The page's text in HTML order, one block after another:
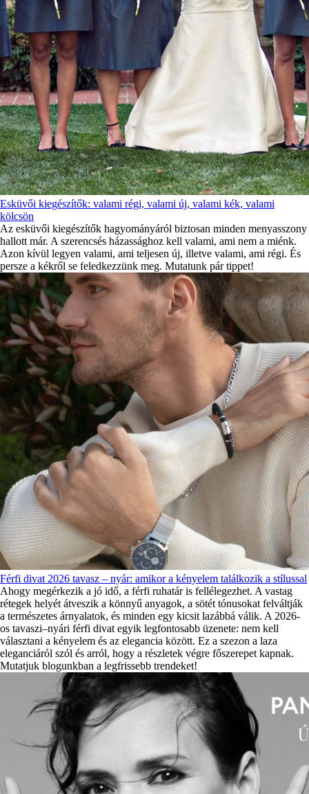
Esküvői kiegészítők: valami régi, valami új, valami kék, valami
kölcsön
Az esküvői kiegészítők hagyományáról biztosan minden menyasszony
hallott már. A szerencsés házassághoz kell valami, ami nem a miénk.
Azon kívül legyen valami, ami teljesen új, illetve valami, ami régi. És
persze a kékről se feledkezzünk meg. Mutatunk pár tippet!
Férfi divat 2026 tavasz – nyár: amikor a kényelem találkozik a stílussal
Ahogy megérkezik a jó idő, a férfi ruhatár is fellélegezhet. A vastag
rétegek helyét átveszik a könnyű anyagok, a sötét tónusokat felváltják
a természetes árnyalatok, és minden egy kicsit lazábbá válik. A 2026-
os tavaszi–nyári férfi divat egyik legfontosabb üzenete: nem kell
választani a kényelem és az elegancia között. Ez a szezon a laza
eleganciáról szól és arról, hogy a részletek végre főszerepet kapnak.
Mutatjuk blogunkban a legfrissebb trendeket!